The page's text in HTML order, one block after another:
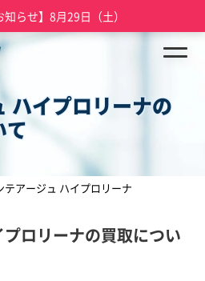
知らせ】8月29日（土）
ハイプロリーナの
て
テアージュ ハイプロリーナ
ロリーナの買取につい